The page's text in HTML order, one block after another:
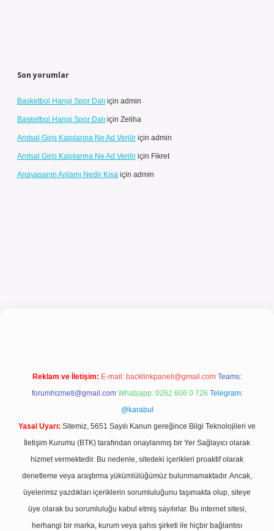
Son yorumlar
Basketbol Hangi Spor Dalı için admin
Basketbol Hangi Spor Dalı için Zeliha
Anıtsal Giriş Kapılarına Ne Ad Verilir için admin
Anıtsal Giriş Kapılarına Ne Ad Verilir için Fikret
Anayasanın Anlamı Nedir Kısa için admin
Reklam ve İletişim: E-mail: backlinkpaneli@gmail.com Teams:
forumhizmeti@gmail.com Whatsapp: 0262 606 0 726 Telegram:
@karabul
Yasal Uyarı: Sitemiz, 5651 Sayılı Kanun gereğince Bilgi Teknolojileri ve
İletişim Kurumu (BTK) tarafından onaylanmış bir Yer Sağlayıcı olarak
hizmet vermektedir. Bu nedenle, sitedeki içerikleri proaktif olarak
denetleme veya araştırma yükümlülüğümüz bulunmamaktadır. Ancak,
üyelerimiz yazdıkları içeriklerin sorumluluğunu taşımakta olup, siteye
üye olarak bu sorumluluğu kabul etmiş sayılırlar. Bu internet sitesi,
herhangi bir marka, kurum veya şahıs şirketi ile hiçbir bağlantısı